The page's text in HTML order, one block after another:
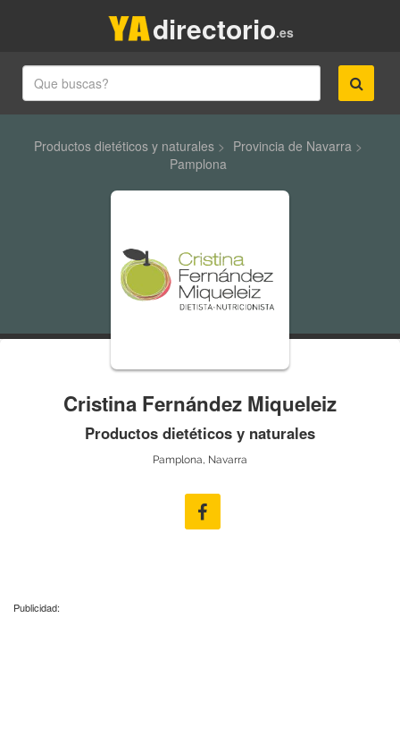
.es
directorio
Productos dietéticos y naturales > Provincia de Navarra >
Pamplona
Cristina Fernández Miqueleiz
Productos dietéticos y naturales
Pamplona, Navarra
Publicidad: